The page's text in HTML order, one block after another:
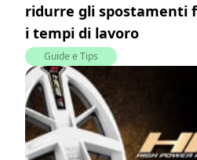
ridurre gli spostamenti
i tempi di lavoro
Guide e Tips